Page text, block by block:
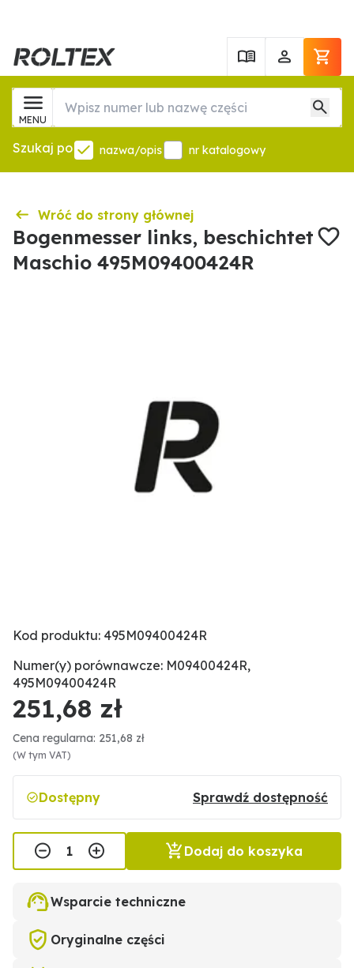
MENU
Szukaj po nazwa/opis nr katalogowy
Wróć do strony głównej
Bogenmesser links, beschichtet
Maschio 495M09400424R
Kod produktu: 495M09400424R
Numer(y) porównawcze: M09400424R,
495M09400424R
251,68 zł
Cena regularna: 251,68 zł
(W tym VAT)
Dostępny Sprawdź dostępność
Dodaj do koszyka
Wsparcie techniczne
Oryginalne części